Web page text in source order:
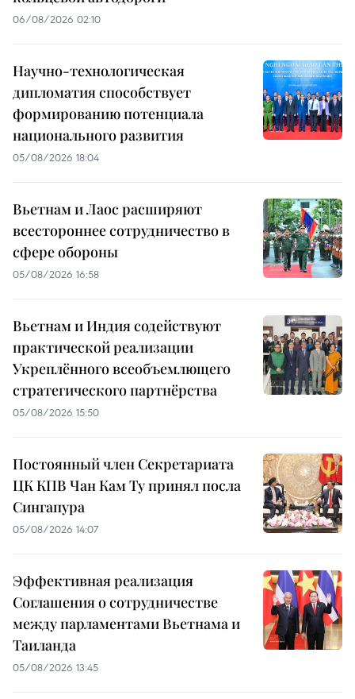
06/08/2026 02:10
Научно-технологическая
дипломатия способствует
формированию потенциала
национального развития
05/08/2026 18:04
Вьетнам и Лаос расширяют
всестороннее сотрудничество в
сфере обороны
05/08/2026 16:58
Вьетнам и Индия содействуют
практической реализации
Укреплённого всеобъемлющего
стратегического партнёрства
05/08/2026 15:50
Постоянный член Секретариата
ЦК КПВ Чан Кам Ту принял посла
Сингапура
05/08/2026 14:07
Эффективная реализация
Соглашения о сотрудничестве
между парламентами Вьетнама и
Таиланда
05/08/2026 13:45